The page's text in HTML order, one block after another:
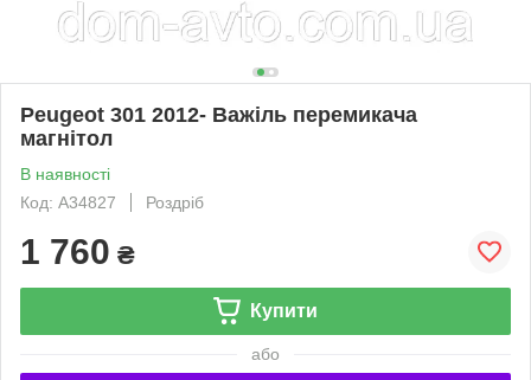
Peugeot 301 2012- Важіль перемикача
магнітол
В наявності
Код: A34827
Роздріб
1 760 ₴
Купити
або